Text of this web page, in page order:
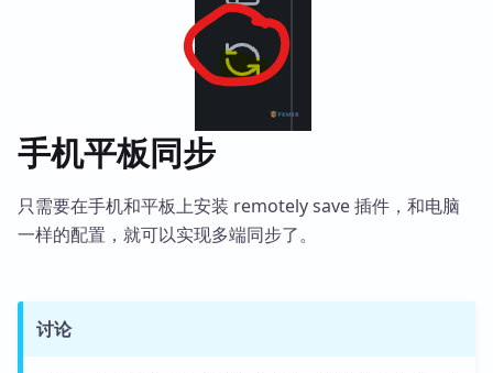
手机平板同步
只需要在手机和平板上安装 remotely save 插件，和电脑
一样的配置，就可以实现多端同步了。
讨论